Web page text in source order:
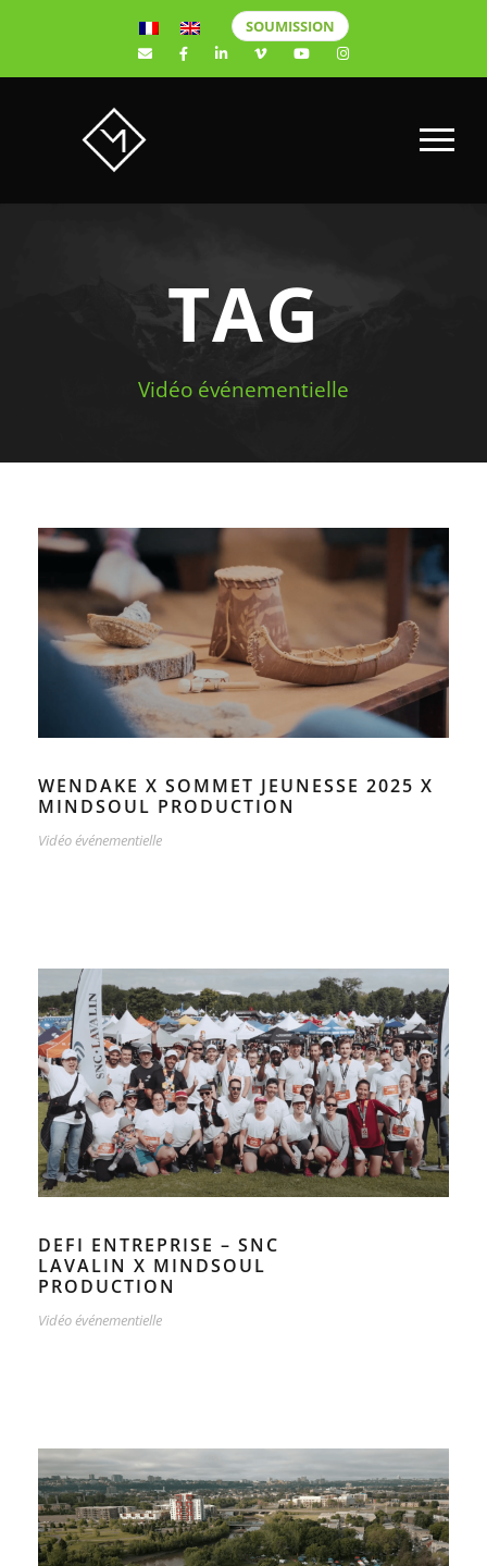
SOUMISSION
TAG
Vidéo événementielle
WENDAKE X SOMMET JEUNESSE 2025 X
MINDSOUL PRODUCTION
Vidéo événementielle
DEFI ENTREPRISE – SNC
LAVALIN X MINDSOUL
PRODUCTION
Vidéo événementielle